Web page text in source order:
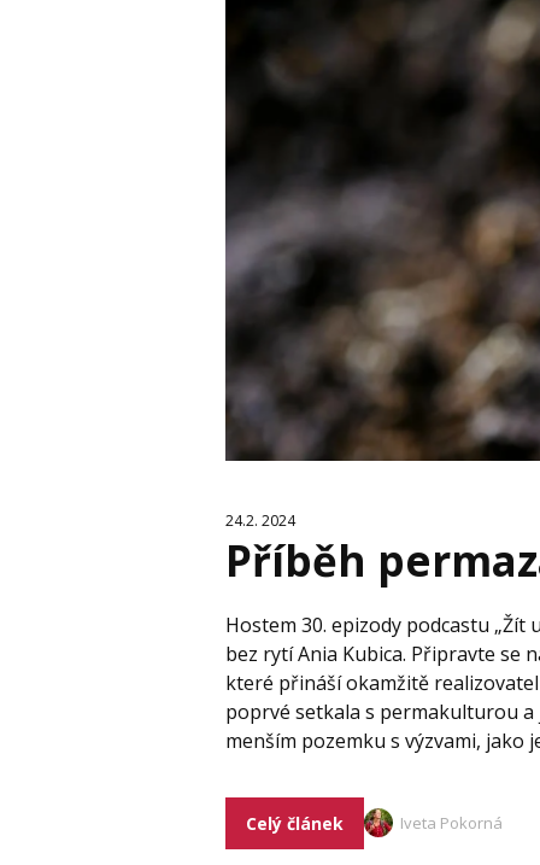
24.2. 2024
Příběh
Hostem 30. epizody podcastu
bez rytí Ania Kubica. Připravte se
které přináší okamžitě
poprvé setkala s permakulturou
menším pozemku s výzvami, jako
Celý článek Iveta Pokorná